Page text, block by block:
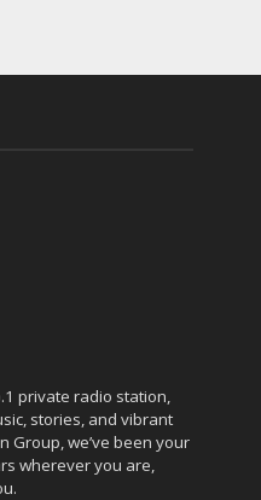
private radio station,
stories, and vibrant
Group, we’ve been your
wherever you are,